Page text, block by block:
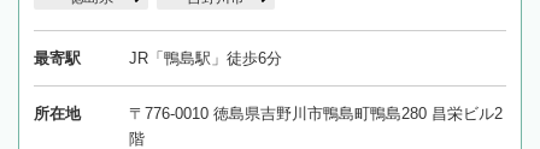
最寄駅 JR「鴨島駅」徒歩6分
所在地
〒776-0010 徳島県吉野川市鴨島町鴨島280 昌栄ビル2
階